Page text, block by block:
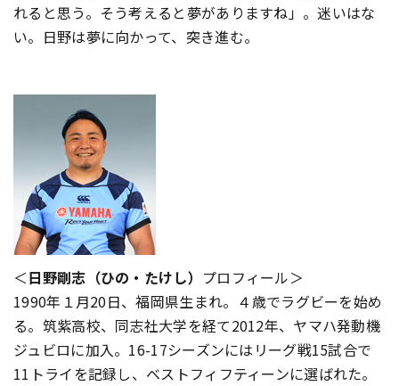
れると思う。そう考えると夢がありますね」。迷いはな
い。日野は夢に向かって、突き進む――。
＜日野剛志（ひの・たけし） プロフィール＞
1990年１月20日、福岡県生まれ。４歳でラグビーを始め
る。筑紫高校、同志社大学を経て2012年、ヤマハ発動機
ジュビロに加入。16-17シーズンにはリーグ戦15試合で
11トライを記録し、ベストフィフティーンに選ばれた。